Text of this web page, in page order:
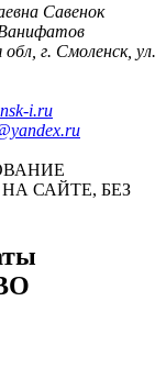
Савенок
Ванифатов
г. Смоленск, ул.
i.ru
САЙТЕ, БЕЗ